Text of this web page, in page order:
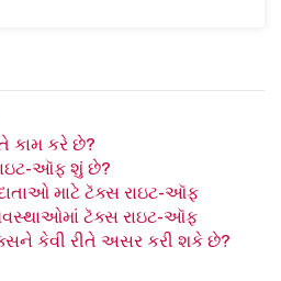
કામ કરે છે?
ઑફ શું છે?
માટે ટૅક્સ રાઇટ-ઑફ
ટૅક્સ રાઇટ-ઑફ
કેવી રીતે અસર કરી શકે છે?